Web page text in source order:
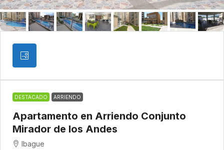
DESTACADO ARRIENDO
Apartamento en Arriendo Conjunto
Mirador de los Andes
Ibague